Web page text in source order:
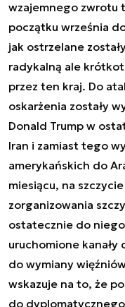
wzajemnego zwrotu
początku września
jak ostrzelane
radykalną ale
przez ten kraj. Do
oskarżenia zostały
Donald Trump w
Iran i zamiast tego
amerykańskich do
miesiącu, na
zorganizowania
ostatecznie do niego
uruchomione
do wymiany
wskazuje na to, że
do